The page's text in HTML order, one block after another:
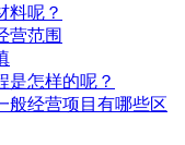
料呢？
营范围
是怎样的呢？
般经营项目有哪些区